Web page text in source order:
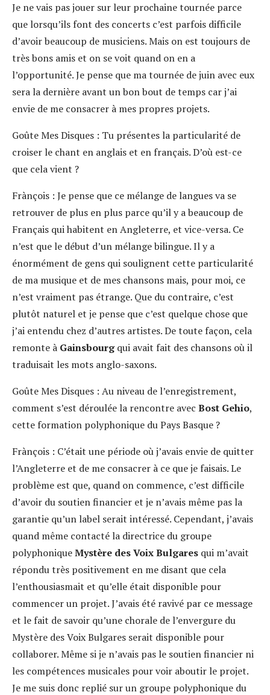
Je ne vais pas jouer sur leur prochaine tournée parce
que lorsqu’ils font des concerts c’est parfois difficile
d’avoir beaucoup de musiciens. Mais on est toujours de
très bons amis et on se voit quand on en a
l’opportunité. Je pense que ma tournée de juin avec eux
sera la dernière avant un bon bout de temps car j’ai
envie de me consacrer à mes propres projets.
Goûte Mes Disques : Tu présentes la particularité de
croiser le chant en anglais et en français. D’où est-ce
que cela vient ?
Frànçois : Je pense que ce mélange de langues va se
retrouver de plus en plus parce qu’il y a beaucoup de
Français qui habitent en Angleterre, et vice-versa. Ce
n’est que le début d’un mélange bilingue. Il y a
énormément de gens qui soulignent cette particularité
de ma musique et de mes chansons mais, pour moi, ce
n’est vraiment pas étrange. Que du contraire, c’est
plutôt naturel et je pense que c’est quelque chose que
j’ai entendu chez d’autres artistes. De toute façon, cela
remonte à Gainsbourgqui avait fait des chansons où il
traduisait les mots anglo-saxons.
Goûte Mes Disques : Au niveau de l’enregistrement,
comment s’est déroulée la rencontre avec Bost Gehio,
cette formation polyphonique du Pays Basque ?
Frànçois : C’était une période où j’avais envie de quitter
l’Angleterre et de me consacrer à ce que je faisais. Le
problème est que, quand on commence, c’est difficile
d’avoir du soutien financier et je n’avais même pas la
garantie qu’un label serait intéressé. Cependant, j’avais
quand même contacté la directrice du groupe
polyphoniqueMystère des Voix Bulgares qui m’avait
répondu très positivement en me disant que cela
l’enthousiasmait et qu’elle était disponible pour
commencer un projet. J’avais été ravivé par ce message
et le fait de savoir qu’une chorale de l’envergure du
Mystère des Voix Bulgares serait disponible pour
collaborer. Même si je n’avais pas le soutien financier ni
les compétences musicales pour voir aboutir le projet.
Je me suis donc replié sur un groupe polyphonique du